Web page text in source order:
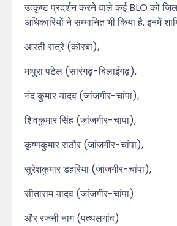
उत्कृष्ट प्रदर्शन करने वाले कई BLO को
अधिकारियों ने सम्मानित भी किया है. इनमें
आरती रात्रे (कोरबा),
मथुरा पटेल (सारंगढ़-बिलाईगढ़),
नंद कुमार यादव (जांजगीर-चांपा),
शिवकुमार सिंह (जांजगीर-चांपा),
कृष्णकुमार राठौर (जांजगीर-चांपा),
सुरेशकुमार डहरिया (जांजगीर-चांपा),
सीताराम यादव (जांजगीर-चांपा)
और रजनी नाग (पत्थलगांव)